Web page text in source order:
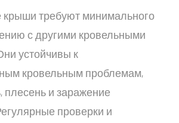
крыши требуют минимального
с другими кровельными
устойчивы к
кровельным проблемам,
плесень и заражение
проверки и